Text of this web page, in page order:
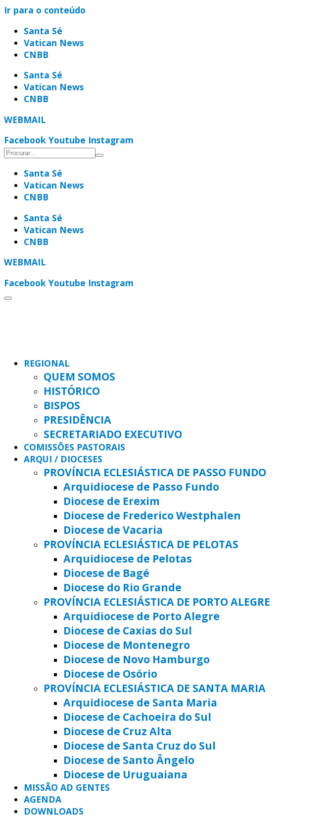
Ir para o conteúdo
Santa Sé
Vatican News
CNBB
Santa Sé
Vatican News
CNBB
WEBMAIL
Facebook Youtube Instagram
Santa Sé
Vatican News
CNBB
Santa Sé
Vatican News
CNBB
WEBMAIL
Facebook Youtube Instagram
REGIONAL
QUEM SOMOS
HISTÓRICO
BISPOS
PRESIDÊNCIA
SECRETARIADO EXECUTIVO
COMISSÕES PASTORAIS
ARQUI / DIOCESES
PROVÍNCIA ECLESIÁSTICA DE PASSO FUNDO
Arquidiocese de Passo Fundo
Diocese de Erexim
Diocese de Frederico Westphalen
Diocese de Vacaria
PROVÍNCIA ECLESIÁSTICA DE PELOTAS
Arquidiocese de Pelotas
Diocese de Bagé
Diocese do Rio Grande
PROVÍNCIA ECLESIÁSTICA DE PORTO ALEGRE
Arquidiocese de Porto Alegre
Diocese de Caxias do Sul
Diocese de Montenegro
Diocese de Novo Hamburgo
Diocese de Osório
PROVÍNCIA ECLESIÁSTICA DE SANTA MARIA
Arquidiocese de Santa Maria
Diocese de Cachoeira do Sul
Diocese de Cruz Alta
Diocese de Santa Cruz do Sul
Diocese de Santo Ângelo
Diocese de Uruguaiana
MISSÃO AD GENTES
AGENDA
DOWNLOADS